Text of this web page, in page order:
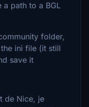
a path to a BGL
folder,
ini file (it still
save it
de Nice, je